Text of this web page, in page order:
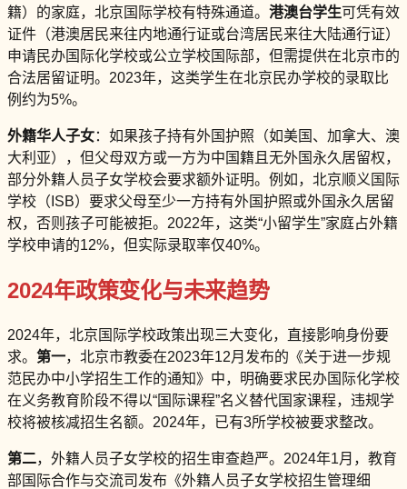
籍）的家庭，北京国际学校有特殊通道。 港澳台学生可凭有效
证件（港澳居民来往内地通行证或台湾居民来往大陆通行证）
申请民办国际化学校或公立学校国际部，但需提供在北京市的
合法居留证明。2023年，这类学生在北京民办学校的录取比
例约为5%。
外籍华人子女：如果孩子持有外国护照（如美国、加拿大、澳
大利亚），但父母双方或一方为中国籍且无外国永久居留权，
部分外籍人员子女学校会要求额外证明。例如，北京顺义国际
学校（ISB）要求父母至少一方持有外国护照或外国永久居留
权，否则孩子可能被拒。2022年，这类“小留学生”家庭占外籍
学校申请的12%，但实际录取率仅40%。
2024年政策变化与未来趋势
2024年，北京国际学校政策出现三大变化，直接影响身份要
求。 第一，北京市教委在2023年12月发布的《关于进一步规
范民办中小学招生工作的通知》中，明确要求民办国际化学校
在义务教育阶段不得以“国际课程”名义替代国家课程，违规学
校将被核减招生名额。2024年，已有3所学校被要求整改。
第二，外籍人员子女学校的招生审查趋严。2024年1月，教育
部国际合作与交流司发布《外籍人员子女学校招生管理细